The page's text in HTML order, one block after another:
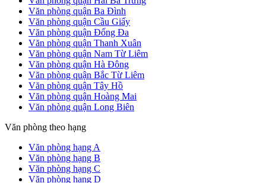
Văn phòng quận Ba Đình
Văn phòng quận Cầu Giấy
Văn phòng quận Đống Đa
Văn phòng quận Thanh Xuân
Văn phòng quận Nam Từ Liêm
Văn phòng quận Hà Đông
Văn phòng quận Bắc Từ Liêm
Văn phòng quận Tây Hồ
Văn phòng quận Hoàng Mai
Văn phòng quận Long Biên
Văn phòng theo hạng
Văn phòng hạng A
Văn phòng hạng B
Văn phòng hạng C
Văn phòng hạng D